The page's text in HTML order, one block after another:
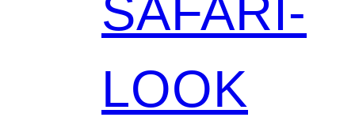
SAFARI-
LOOK